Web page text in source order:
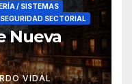
/ SISTEMAS
SEGURIDAD SECTORIAL
Nueva
VIDAL